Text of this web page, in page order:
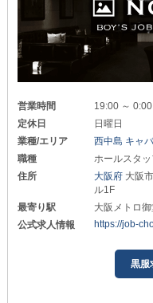
営業時間
19:00 ～ 0:00
定休日
日曜日
業種/エリア
西中島 キャ
職種
ホールスタ
住所
大阪府 大阪
ル1F
最寄り駅
大阪メトロ
公式求人情報
https://job-
黒服